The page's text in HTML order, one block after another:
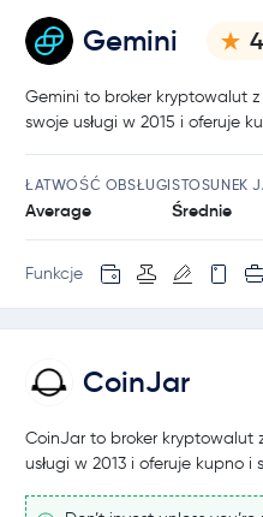
Gemini
Gemini to broker kryptowalut
swoje usługi w 2015 i oferuje
ŁATWOŚĆ OBSŁUGI
Average
STOSUNEK
Średnie
Funkcje
CoinJar
CoinJar to broker kryptowalut
usługi w 2013 i oferuje kupno